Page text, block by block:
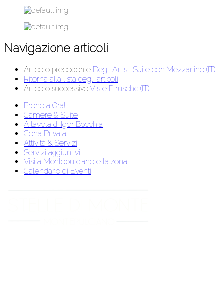
Navigazione articoli
Articolo precedente Degli Artisti Suite con Mezzanine (IT)
Ritorna alla lista degli articoli
Articolo successivoViste Etrusche (IT)
Prenota Ora!
Camere & Suite
A tavola di Igor Bocchia
Cena Privata
Attività & Servizi
Servizi aggiuntivi
Visita Montepulciano e la zona
Calendario di Eventi